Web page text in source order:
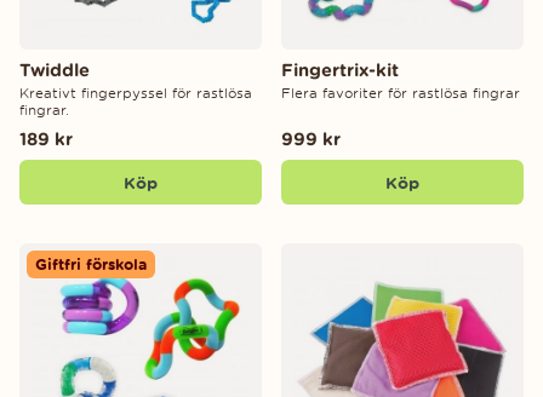
Twiddle
Kreativt fingerpyssel för rastlösa
fingrar.
189 kr
Köp
Fingertrix-kit
Flera favoriter för rastlösa fingrar
999 kr
Köp
Giftfri förskola